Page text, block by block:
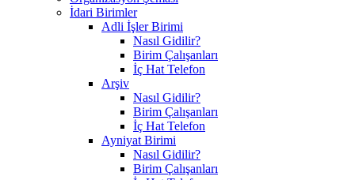
İdari Birimler
Adli İşler Birimi
Nasıl Gidilir?
Birim Çalışanları
İç Hat Telefon
Arşiv
Nasıl Gidilir?
Birim Çalışanları
İç Hat Telefon
Ayniyat Birimi
Nasıl Gidilir?
Birim Çalışanları